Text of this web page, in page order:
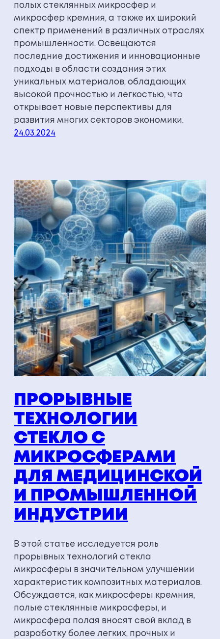
полых стеклянных микросфер и
микросфер кремния, а также их широкий
спектр применений в различных отраслях
промышленности. Освещаются
последние достижения и инновационные
подходы в области создания этих
уникальных материалов, обладающих
высокой прочностью и легкостью, что
открывает новые перспективы для
развития многих секторов экономики.
24.03.2024
ПРОРЫВНЫЕ
ТЕХНОЛОГИИ
СТЕКЛО С
МИКРОСФЕРАМИ
ДЛЯ МЕДИЦИНСКОЙ
И ПРОМЫШЛЕННОЙ
ИНДУСТРИИ
В этой статье исследуется роль
прорывных технологий стекла
микросферы в значительном улучшении
характеристик композитных материалов.
Обсуждается, как микросферы кремния,
полые стеклянные микросферы, и
микросфера полая вносят свой вклад в
разработку более легких, прочных и